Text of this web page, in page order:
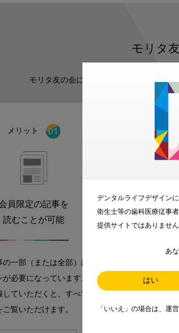
デンタルライフデザイン
衛生士等の歯科医療従事
提供サイトではありません
あ
はい
「いいえ」の場合は、運
モリタ
モリタ友の会に登録いただくと、デンタ
メリット
員限定の記事を
読むことが可能
の一部（または全部）は
が必要になっています。
していただくと、すべて
覧いただけます。
師、
お届